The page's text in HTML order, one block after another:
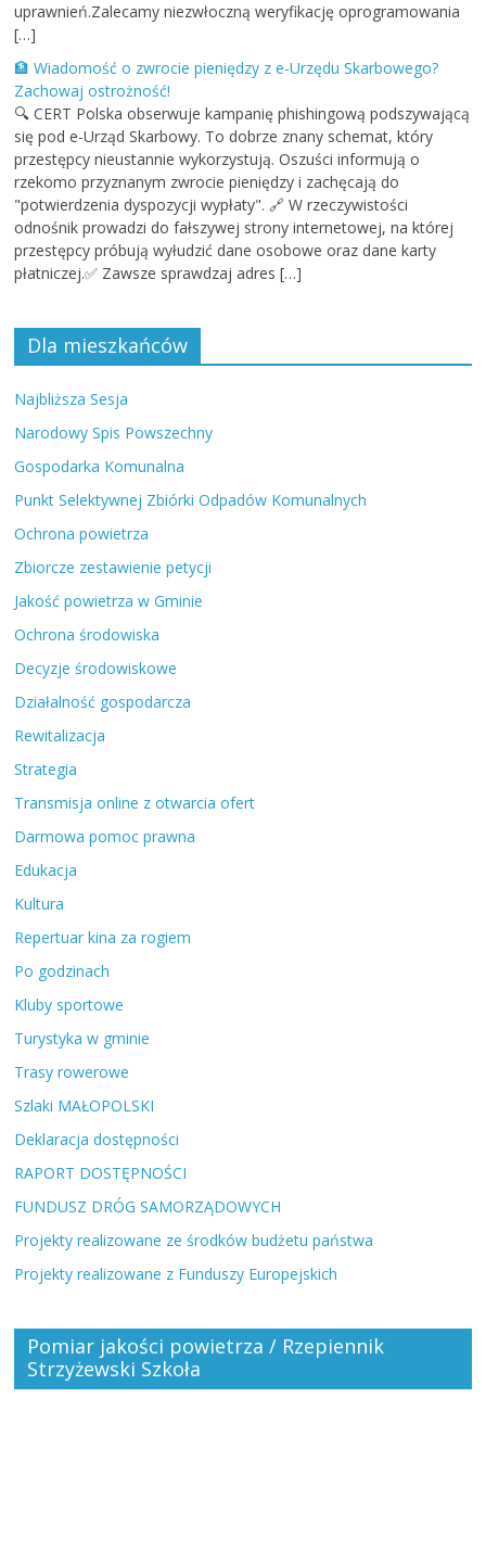
uprawnień.Zalecamy niezwłoczną weryfikację oprogramowania
[…]
🏦 Wiadomość o zwrocie pieniędzy z e-Urzędu Skarbowego?
Zachowaj ostrożność!
🔍 CERT Polska obserwuje kampanię phishingową podszywającą
się pod e-Urząd Skarbowy. To dobrze znany schemat, który
przestępcy nieustannie wykorzystują. Oszuści informują o
rzekomo przyznanym zwrocie pieniędzy i zachęcają do
"potwierdzenia dyspozycji wypłaty". 🔗 W rzeczywistości
odnośnik prowadzi do fałszywej strony internetowej, na której
przestępcy próbują wyłudzić dane osobowe oraz dane karty
płatniczej.✅ Zawsze sprawdzaj adres […]
Dla mieszkańców
Najbliższa Sesja
Narodowy Spis Powszechny
Gospodarka Komunalna
Punkt Selektywnej Zbiórki Odpadów Komunalnych
Ochrona powietrza
Zbiorcze zestawienie petycji
Jakość powietrza w Gminie
Ochrona środowiska
Decyzje środowiskowe
Działalność gospodarcza
Rewitalizacja
Strategia
Transmisja online z otwarcia ofert
Darmowa pomoc prawna
Edukacja
Kultura
Repertuar kina za rogiem
Po godzinach
Kluby sportowe
Turystyka w gminie
Trasy rowerowe
Szlaki MAŁOPOLSKI
Deklaracja dostępności
RAPORT DOSTĘPNOŚCI
FUNDUSZ DRÓG SAMORZĄDOWYCH
Projekty realizowane ze środków budżetu państwa
Projekty realizowane z Funduszy Europejskich
Pomiar jakości powietrza / Rzepiennik
Strzyżewski Szkoła